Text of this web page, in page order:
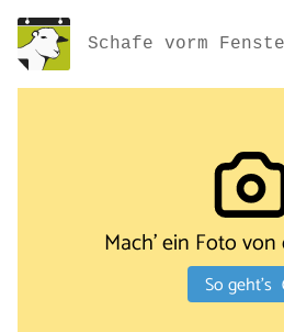
Schafe vorm
Mach' ein Foto
So geht's